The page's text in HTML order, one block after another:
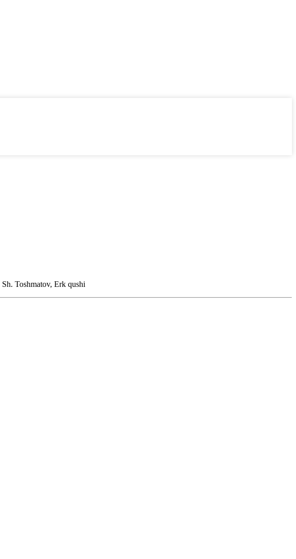
Sh. Toshmatov, Erk qushi